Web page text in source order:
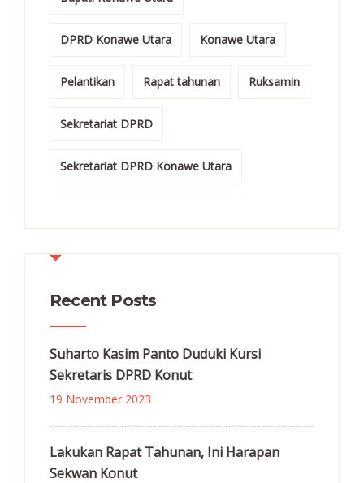
DPRD Konawe Utara Konawe Utara
Pelantikan Rapat tahunan Ruksamin
Sekretariat DPRD
Sekretariat DPRD Konawe Utara
Recent Posts
Suharto Kasim Panto Duduki Kursi
Sekretaris DPRD Konut
19 November 2023
Lakukan Rapat Tahunan, Ini Harapan
Sekwan Konut